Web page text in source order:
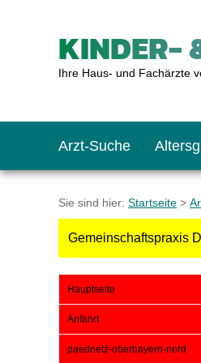
KINDER-
Ihre Haus- und Fachärzte
Arzt-Suche
Sie sind hier: Startseite >
Gemeinschaftspraxis
Hauptseite
Anfahrt
paednetz-oberbayern-nord